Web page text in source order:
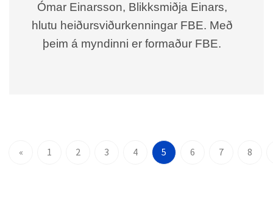
Ómar Einarsson, Blikksmiðja Einars,
hlutu heiðursviðurkenningar FBE. Með
þeim á myndinni er formaður FBE.
« 1 2 3 4 5 6 7 8